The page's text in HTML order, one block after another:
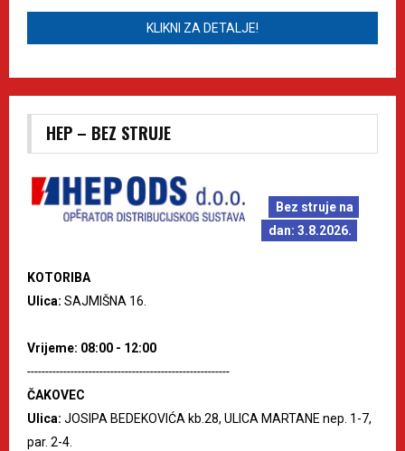
KLIKNI ZA DETALJE!
HEP – BEZ STRUJE
Bez struje na
dan: 3.8.2026.
KOTORIBA
Ulica: SAJMIŠNA 16.
Vrijeme: 08:00 - 12:00
--------------------------------------------------------
ČAKOVEC
Ulica: JOSIPA BEDEKOVIĆA kb.28, ULICA MARTANE nep. 1-7,
par. 2-4.